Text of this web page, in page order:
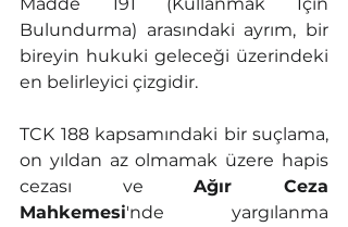
Madde 191 (Kullanmak İçin
Bulundurma) arasındaki ayrım, bir
bireyin hukuki geleceği üzerindeki
en belirleyici çizgidir.
TCK 188 kapsamındaki bir suçlama,
on yıldan az olmamak üzere hapis
cezası ve Ağır Ceza
Mahkemesi'nde yargılanma